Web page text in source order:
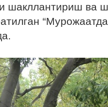
шакллантириш ва